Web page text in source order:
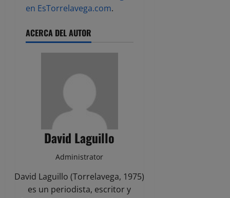
en EsTorrelavega.com.
ACERCA DEL AUTOR
David Laguillo
Administrator
David Laguillo (Torrelavega, 1975)
es un periodista, escritor y